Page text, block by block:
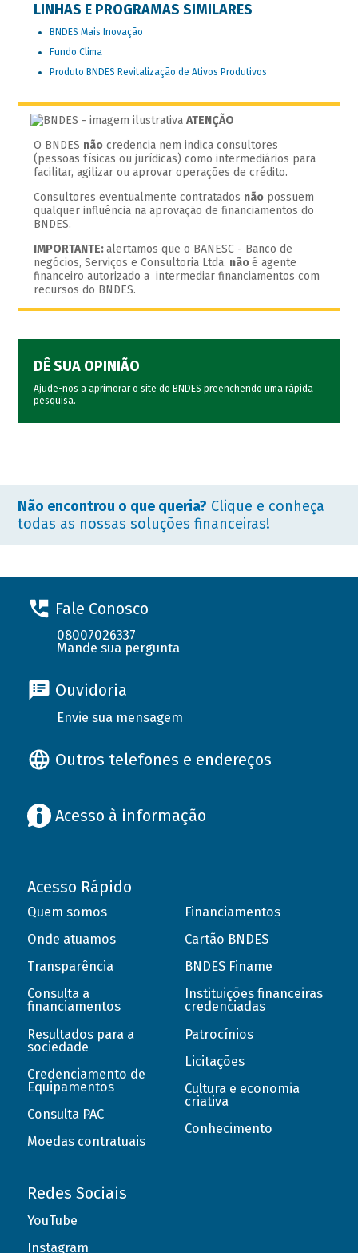
LINHAS E PROGRAMAS SIMILARES
BNDES Mais Inovação
Fundo Clima
Produto BNDES Revitalização de Ativos Produtivos
ATENÇÃO
O BNDES não credencia nem indica consultores
(pessoas físicas ou jurídicas) como intermediários para
facilitar, agilizar ou aprovar operações de crédito.
Consultores eventualmente contratados não possuem
qualquer influência na aprovação de financiamentos do
BNDES.
IMPORTANTE:alertamos que o BANESC - Banco de
negócios, Serviços e Consultoria Ltda. nãoé agente
financeiro autorizado a intermediar financiamentos com
recursos do BNDES.
DÊ SUA OPINIÃO
Ajude-nos a aprimorar o site do BNDES preenchendo uma rápida
pesquisa.
Não encontrou o que queria? Clique e conheça
todas as nossas soluções financeiras!
Fale Conosco
08007026337
Mande sua pergunta
Ouvidoria
Envie sua mensagem
Outros telefones e endereços
Acesso à informação
Acesso Rápido
Quem somos
Onde atuamos
Transparência
Consulta a
financiamentos
Resultados para a
sociedade
Credenciamento de
Equipamentos
Consulta PAC
Moedas contratuais
Financiamentos
Cartão BNDES
BNDES Finame
Instituições financeiras
credenciadas
Patrocínios
Licitações
Cultura e economia
criativa
Conhecimento
Redes Sociais
YouTube
Instagram